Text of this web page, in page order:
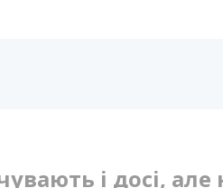
і досі,